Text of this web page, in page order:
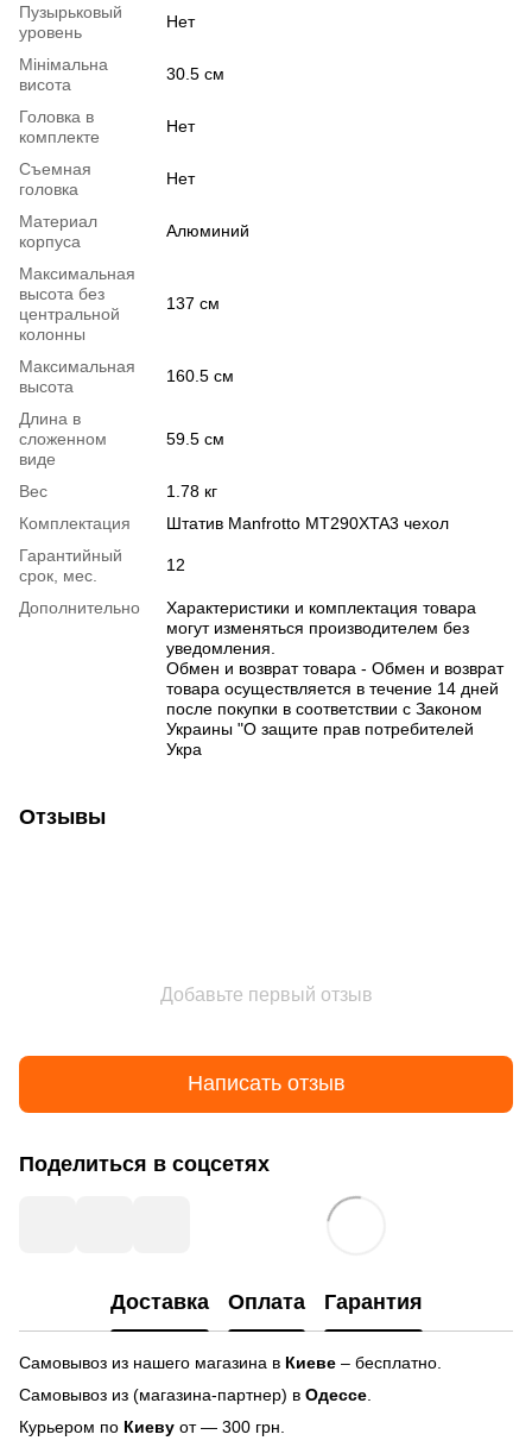
Пузырьковый
уровень
Нет
Мінімальна
висота
30.5 см
Головка в
комплекте
Нет
Съемная
головка
Нет
Материал
корпуса
Алюминий
Максимальная
высота без
центральной
колонны
137 см
Максимальная
высота
160.5 см
Длина в
сложенном
виде
59.5 см
Вес
1.78 кг
Комплектация
Штатив Manfrotto MT290XTA3 чехол
Гарантийный
срок, мес.
12
Дополнительно
Характеристики и комплектация товара
могут изменяться производителем без
уведомления.
Обмен и возврат товара - Обмен и возврат
товара осуществляется в течение 14 дней
после покупки в соответствии с Законом
Украины "О защите прав потребителей
Укра
Отзывы
Добавьте первый отзыв
Написать отзыв
Поделиться в соцсетях
Доставка Оплата Гарантия
Самовывоз из нашего магазина в Киеве – бесплатно.
Самовывоз из (магазина-партнер) в Одессе
Курьером по Киеву от — 300 грн.